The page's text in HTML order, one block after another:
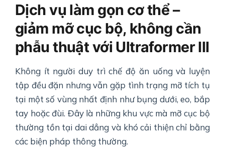
Dịch vụ làm gọn cơ thể –
giảm mỡ cục bộ, không cần
phẫu thuật với Ultraformer III
Không ít người duy trì chế độ ăn uống và luyện
tập đều đặn nhưng vẫn gặp tình trạng mỡ tích tụ
tại một số vùng nhất định như bụng dưới, eo, bắp
tay hoặc đùi. Đây là những khu vực mà mỡ cục bộ
thường tồn tại dai dẳng và khó cải thiện chỉ bằng
các biện pháp thông thường.